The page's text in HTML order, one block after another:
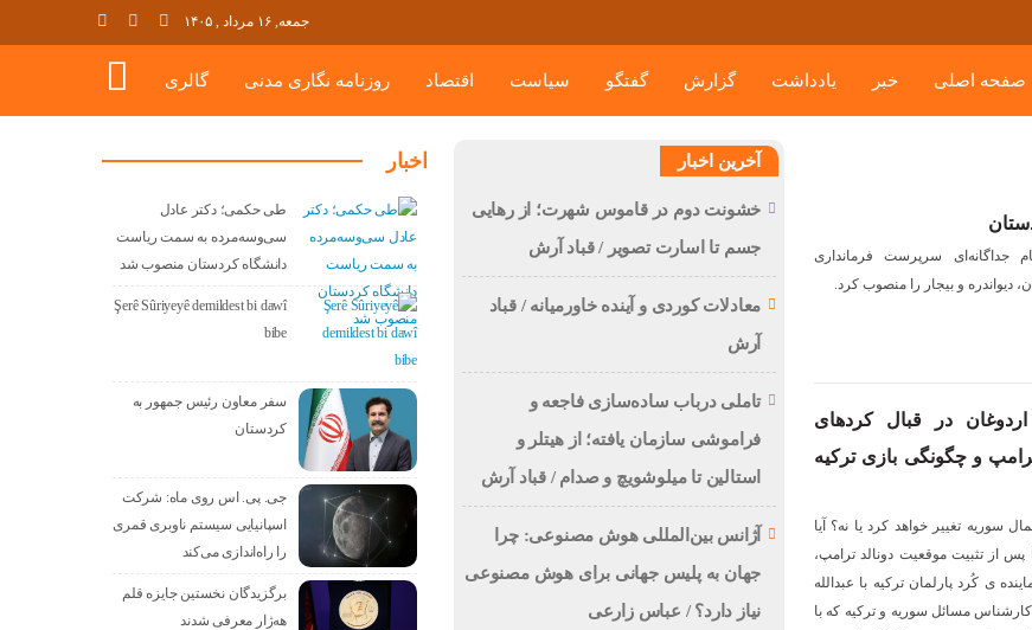
جمعه, ۱۶ مرداد , ۱۴۰۵
صفحه اصلی خبر یادداشت گزارش گفتگو سیاست اقتصاد روزنامه نگاری مدنی گالری
جداگانه‌ای سرپرست فرمانداری
دیواندره و بیجار را منصوب کرد.
در قبال کردهای
و چگونگی بازی ترکیه
سوریه تغییر خواهد کرد یا نه؟ آیا
پس از تثبیت موقعیت دونالد ترامپ،
ی کُرد پارلمان ترکیه با عبدالله
کارشناس مسائل سوریه و ترکیه که با
آخرین اخبار
خشونت دوم در قاموس شهرت؛ از رهایی
جسم تا اسارت تصویر / قباد آرش
معادلات کوردی و آینده خاورمیانه / قباد
آرش
تاملی درباب سادەسازی فاجعە و
فراموشی سازمان یافتە؛ از هیتلر و
استالین تا میلوشویچ و صدام / قباد آرش
آژانس بین‌المللی هوش مصنوعی: چرا
جهان به پلیس جهانی برای هوش مصنوعی
نیاز دارد؟ / عباس زارعی
اخبار
طی حکمی؛ دکتر عادل
سی‌وسه‌مرده به سمت ریاست
دانشگاه کردستان منصوب شد
Şerê Sûriyeyê demildest bi dawî
bibe
سفر معاون رئیس جمهور به
کردستان
جی. پی. اس روی ماه: شرکت
اسپانیایی سیستم ناوبری قمری
را راه‌اندازی می‌کند
برگزیدگان نخستین جایزه قلم
هه‌ژار معرفی شدند